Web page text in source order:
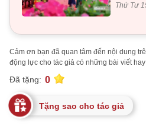
Thứ Tư
Cảm ơn bạn đã quan tâm đến nội dung
động lực cho tác giả có những bài viết
Đã tặng: 0
Tặng sao cho tác giả